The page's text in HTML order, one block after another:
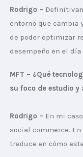
Rodrigo –
entorno que cambia
de poder optimizar
desempeño en el día
MFT – ¿Qué
su foco de estudio y
Rodrigo – En mi
social commerce.
traduce en cómo